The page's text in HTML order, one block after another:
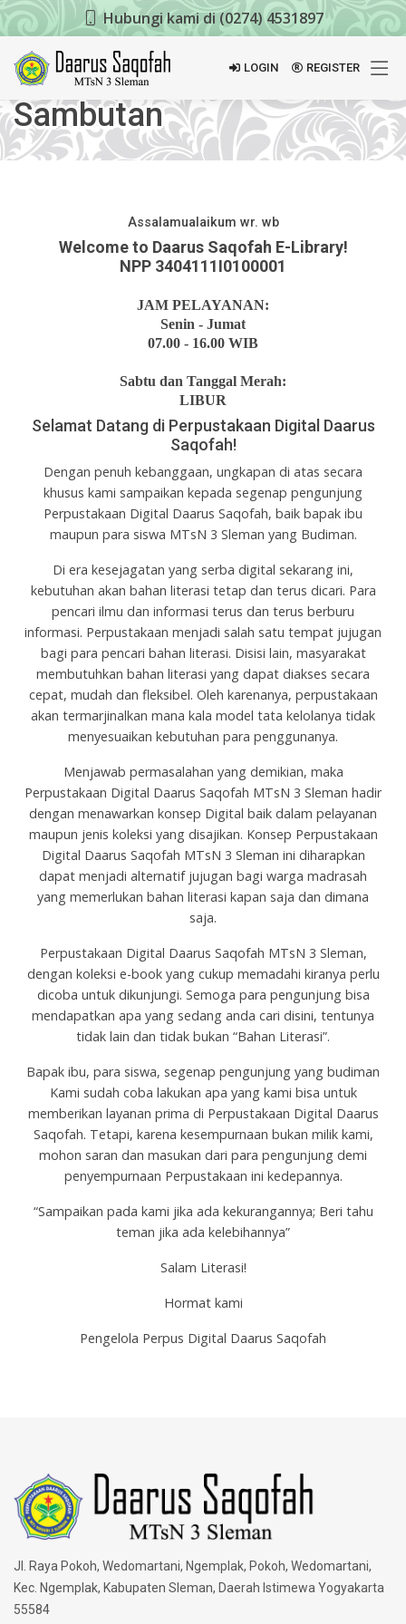
Hubungi kami di (0274) 4531897
LOGIN REGISTER
Sambutan
Assalamualaikum wr. wb
Welcome to Daarus Saqofah E-Library!
NPP 3404111I0100001
JAM PELAYANAN:
Senin - Jumat
07.00 - 16.00 WIB
Sabtu dan Tanggal Merah:
LIBUR
Selamat Datang di Perpustakaan Digital Daarus
Saqofah!
Dengan penuh kebanggaan, ungkapan di atas secara
khusus kami sampaikan kepada segenap pengunjung
Perpustakaan Digital Daarus Saqofah, baik bapak ibu
maupun para siswa MTsN 3 Sleman yang Budiman.
Di era kesejagatan yang serba digital sekarang ini,
kebutuhan akan bahan literasi tetap dan terus dicari. Para
pencari ilmu dan informasi terus dan terus berburu
informasi. Perpustakaan menjadi salah satu tempat jujugan
bagi para pencari bahan literasi. Disisi lain, masyarakat
membutuhkan bahan literasi yang dapat diakses secara
cepat, mudah dan fleksibel. Oleh karenanya, perpustakaan
akan termarjinalkan mana kala model tata kelolanya tidak
menyesuaikan kebutuhan para penggunanya.
Menjawab permasalahan yang demikian, maka
Perpustakaan Digital Daarus Saqofah MTsN 3 Sleman hadir
dengan menawarkan konsep Digital baik dalam pelayanan
maupun jenis koleksi yang disajikan. Konsep Perpustakaan
Digital Daarus Saqofah MTsN 3 Sleman ini diharapkan
dapat menjadi alternatif jujugan bagi warga madrasah
yang memerlukan bahan literasi kapan saja dan dimana
saja.
Perpustakaan Digital Daarus Saqofah MTsN 3 Sleman,
dengan koleksi e-book yang cukup memadahi kiranya perlu
dicoba untuk dikunjungi. Semoga para pengunjung bisa
mendapatkan apa yang sedang anda cari disini, tentunya
tidak lain dan tidak bukan “Bahan Literasi”.
Bapak ibu, para siswa, segenap pengunjung yang budiman
Kami sudah coba lakukan apa yang kami bisa untuk
memberikan layanan prima di Perpustakaan Digital Daarus
Saqofah. Tetapi, karena kesempurnaan bukan milik kami,
mohon saran dan masukan dari para pengunjung demi
penyempurnaan Perpustakaan ini kedepannya.
“Sampaikan pada kami jika ada kekurangannya; Beri tahu
teman jika ada kelebihannya”
Salam Literasi!
Hormat kami
Pengelola Perpus Digital Daarus Saqofah
Jl. Raya Pokoh, Wedomartani, Ngemplak, Pokoh, Wedomartani,
Kec. Ngemplak, Kabupaten Sleman, Daerah Istimewa Yogyakarta
55584